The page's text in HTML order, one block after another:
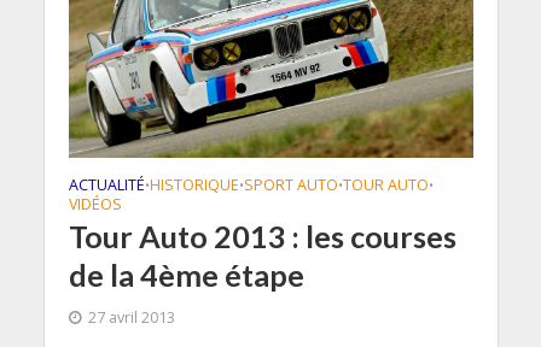
ACTUALITÉ•HISTORIQUE•SPORT AUTO•TOUR AUTO•
VIDÉOS
Tour Auto 2013 : les courses
de la 4ème étape
27 avril 2013